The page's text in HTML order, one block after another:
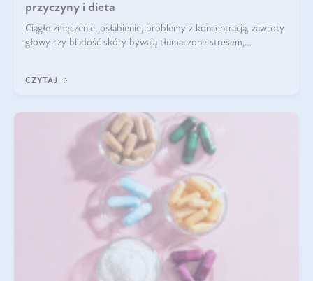
przyczyny i dieta
Ciągłe zmęczenie, osłabienie, problemy z koncentracją, zawroty
głowy czy bladość skóry bywają tłumaczone stresem,
CZYTAJ